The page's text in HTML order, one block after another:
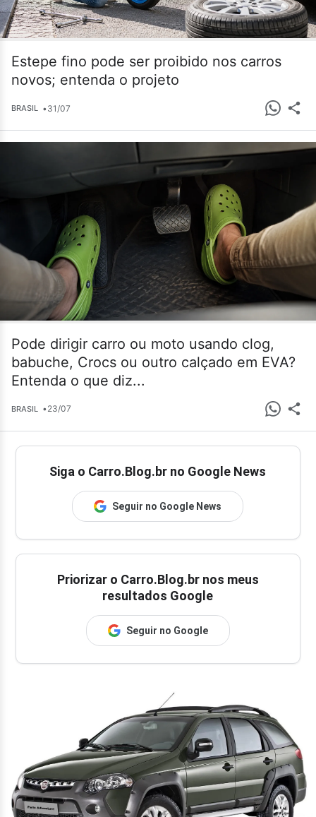
Estepe fino pode ser proibido nos carros
novos; entenda o projeto
BRASIL •31/07
Pode dirigir carro ou moto usando clog,
babuche, Crocs ou outro calçado em EVA?
Entenda o que diz...
BRASIL •23/07
Siga o Carro.Blog.br no Google News
Seguir no Google News
Priorizar o Carro.Blog.br nos meus
resultados Google
Seguir no Google